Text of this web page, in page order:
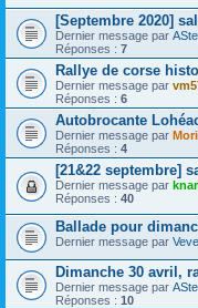
[Septembre 2020]
Dernier message par
Réponses : 7
Rallye de corse
Dernier message par
Réponses : 6
Autobrocante
Dernier message par
Réponses : 4
[21&22 septembre]
Dernier message par
Réponses : 40
Ballade pour
Dernier message par
Dimanche 30 avril,
Dernier message par
Réponses : 10